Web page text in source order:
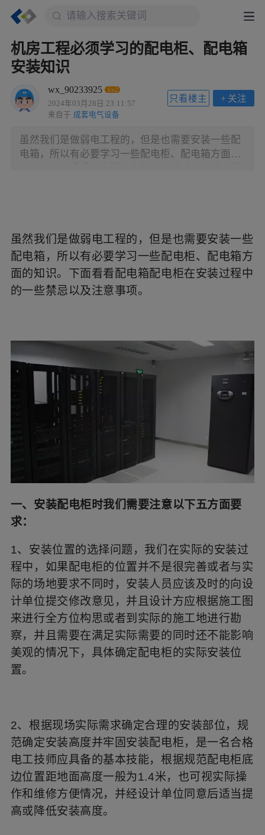
机房工程必须学习的配电柜、配电箱
安装知识
wx_90233925 Lv.2
2024年03月28日 23:11:57
来自于 成套电气设备
+ 关注
只看楼主
虽然我们是做弱电工程的，但是也需要安装一些配
电箱，所以有必要学习一些配电柜、配电箱方面的
该及时的向设计单位提交修改意见，并且设计方应
根据施工图来进行全方位构思或者到实际的施工地
进行勘察，并且需要在满足实际需要的同时还不能
影响美观的情况下，具体确定配电柜的实际安装位
置。
虽然我们是做弱电工程的，但是也需要安装一些
配电箱，所以有必要学习一些配电柜、配电箱方
面的知识。下面看看配电箱配电柜在安装过程中
的一些禁忌以及注意事项。
一、安装配电柜时我们需要注意以下五方面要
求：
1、安装位置的选择问题，我们在实际的安装过
程中，如果配电柜的位置并不是很完善或者与实
际的场地要求不同时，安装人员应该及时的向设
计单位提交修改意见，并且设计方应根据施工图
来进行全方位构思或者到实际的施工地进行勘
察，并且需要在满足实际需要的同时还不能影响
美观的情况下，具体确定配电柜的实际安装位
置。
2、根据现场实际需求确定合理的安装部位，规
范确定安装高度并牢固安装配电柜，是一名合格
电工技师应具备的基本技能，根据规范配电柜底
边位置距地面高度一般为1.4米，也可视实际操
作和维修方便情况，并经设计单位同意后适当提
高或降低安装高度。